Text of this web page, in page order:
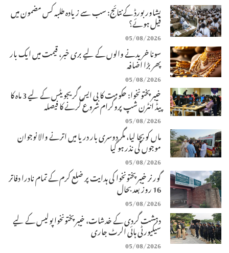
پشاور بورڈ کے نتائج: سب سے زیادہ طلبہ کس مضمون میں
فیل ہوئے؟
05/08/2026
سونا خریدنے والوں کے لیے بری خبر، قیمت میں ایک بار
پھر بڑا اضافہ
05/08/2026
خیبرپختونخوا: حکومت کا بی ایس گریجویٹس کے لیے 3 ماہ کا
پیڈ انٹرن شپ پروگرام شروع کرنے کا فیصلہ
05/08/2026
ماں کو بچا لیا، مگر دوسری بار دریا میں اترنے والا نوجوان
موجوں کی نذر ہو گیا
05/08/2026
گورنر خیبرپختونخوا کی ہدایت پر ضلع کرم کے تمام نادرا دفاتر
16 روز بعد بحال
05/08/2026
دہشت گردی کے خدشات، خیبرپختونخوا پولیس کے لیے
سیکیورٹی ہائی الرٹ جاری
05/08/2026